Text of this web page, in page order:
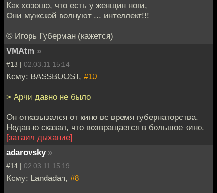
Как хорошо, что есть у женщин ноги,
Они мужской волнуют ... интеллект!!!
© Игорь Губерман (кажется)
VMAtm »
#13 | 02.03.11 15:14
Кому: BASSBOOST, #10
> Арчи давно не было
Он отказывался от кино во время губернаторства.
Недавно сказал, что возвращается в большое кино.
[затаил дыхание]
adarovsky »
#14 | 02.03.11 15:19
Кому: Landadan, #8